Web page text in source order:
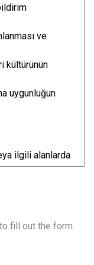
ve
kültürünün
uygunluğun
ilgili alanlarda
fill out the form